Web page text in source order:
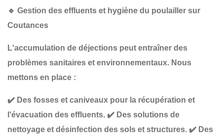
🔹 Gestion des effluents et hygiène du poulailler sur
Coutances
L'accumulation de déjections peut entraîner des
problèmes sanitaires et environnementaux. Nous
mettons en place :
✔️ Des fosses et caniveaux pour la récupération et
l'évacuation des effluents. ✔️ Des solutions de
nettoyage et désinfection des sols et structures. ✔️ Des